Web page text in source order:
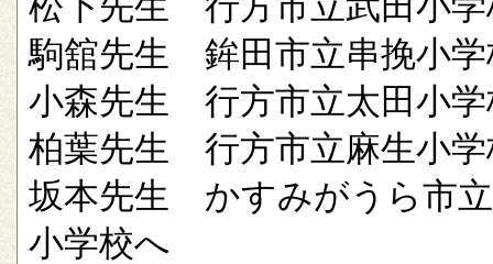
駒舘先生 鉾田市立串挽小学
小森先生 行方市立太田小学
柏葉先生 行方市立麻生小学
坂本先生 かすみがうら市
小学校へ